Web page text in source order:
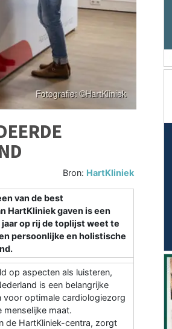
Bron: HartKliniek
van de best
HartKliniek gaven is een
op rij de toplijst weet te
persoonlijke en holistische
op aspecten als luisteren,
is een belangrijke
voor optimale cardiologiezorg
maat.
de HartKliniek-centra, zorgt